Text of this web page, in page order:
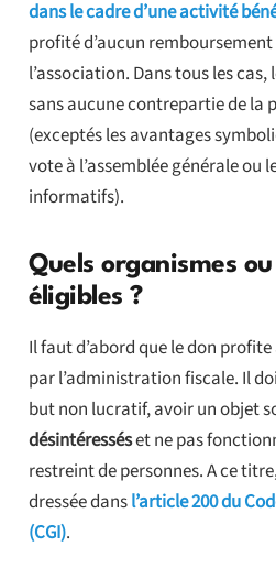
dans le cadre d’une activité
profité d’aucun
l’association. Dans tous les
sans aucune contrepartie de la
(exceptés les avantages
vote à l’assemblée générale ou
informatifs).
Quels organismes
éligibles ?
Il faut d’abord que le don
par l’administration fiscale. Il
but non lucratif, avoir un objet
désintéresséset ne pas
restreint de personnes. A ce
dressée dansl’article 200 du
(CGI).